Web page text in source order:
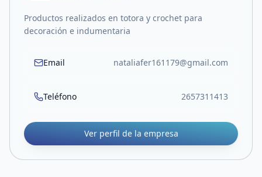
Productos realizados en totora y crochet para
decoración e indumentaria
Email nataliafer161179@gmail.com
Teléfono 2657311413
Ver perfil de la empresa